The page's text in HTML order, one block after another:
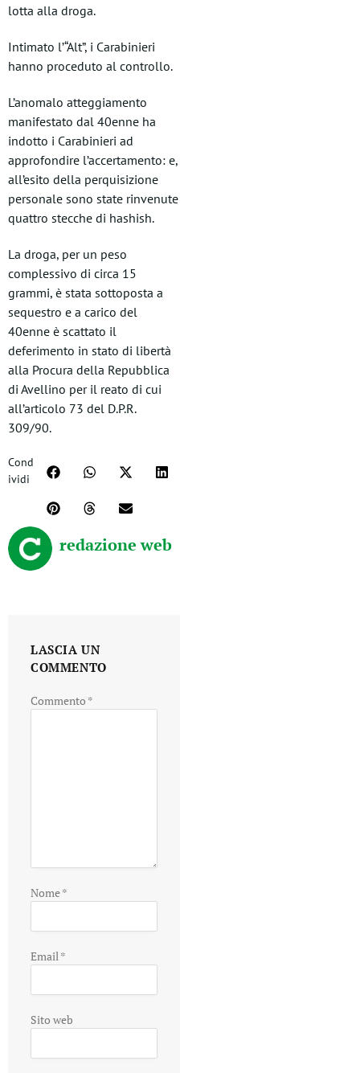
lotta alla droga.
Intimato l’“Alt”, i Carabinieri
hanno proceduto al controllo.
L’anomalo atteggiamento
manifestato dal 40enne ha
indotto i Carabinieri ad
approfondire l’accertamento: e,
all’esito della perquisizione
personale sono state rinvenute
quattro stecche di hashish.
La droga, per un peso
complessivo di circa 15
grammi, è stata sottoposta a
sequestro e a carico del
40enne è scattato il
deferimento in stato di libertà
alla Procura della Repubblica
di Avellino per il reato di cui
all’articolo 73 del D.P.R.
309/90.
Cond
ividi
redazione web
LASCIA UN
COMMENTO
Commento *
Nome*
Email*
Sito web